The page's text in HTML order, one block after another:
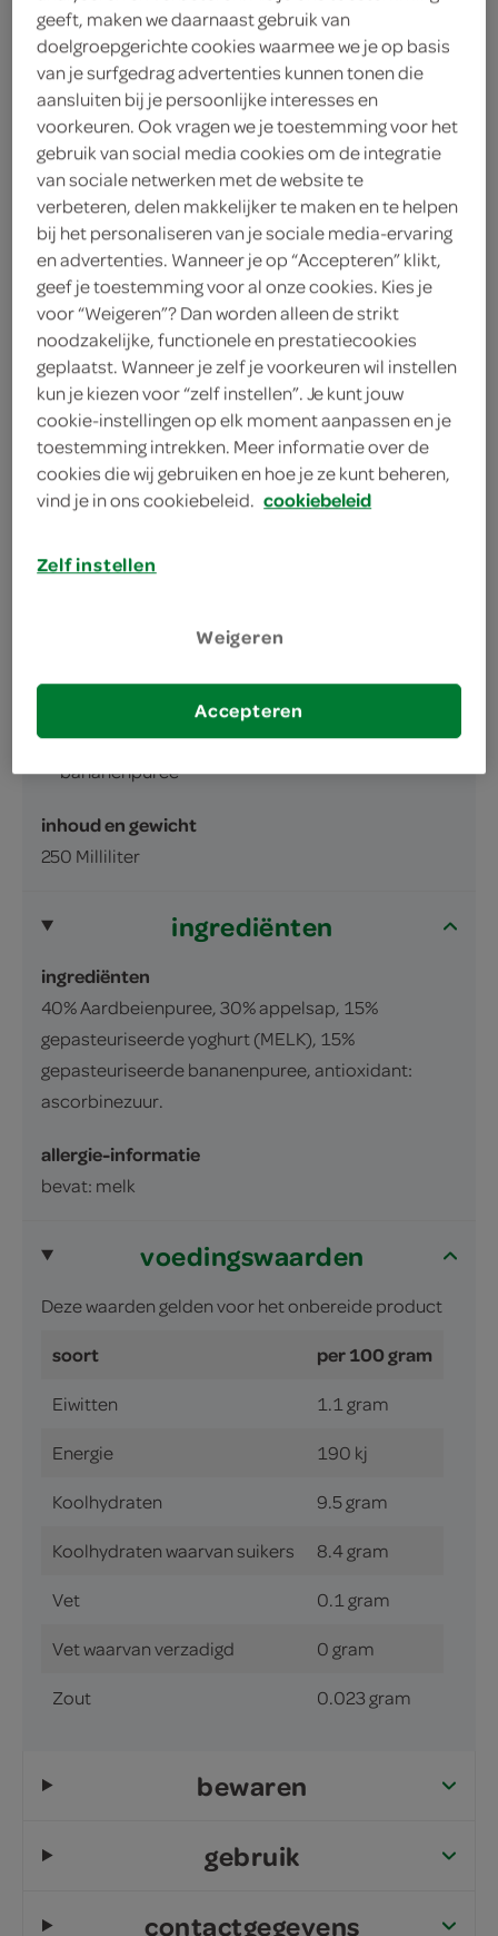
2.
09
250 Milliliter
Let op: aanbiedingen zijn niet zichtbaar bij de
producten, maar worden wél automatisch
verwerkt in de winkelmand.
pak een romige aardbeiensmoothie voor een frisse
start
een heerlijke verse smoothie
bereid met vers fruit
lekker als tussendoortje of bij het ontbijt
Aardbeienpuree met appelsap, yoghurt en
bananenpuree
inhoud en gewicht
250 Milliliter
ingrediënten
ingrediënten
40% Aardbeienpuree, 30% appelsap, 15%
gepasteuriseerde yoghurt (MELK), 15%
gepasteuriseerde bananenpuree, antioxidant:
ascorbinezuur.
allergie-informatie
bevat: melk
voedingswaarden
Deze waarden gelden voor het onbereide product
soort per 100 gram
Eiwitten 1.1 gram
Energie 190 kj
Koolhydraten 9.5 gram
Koolhydraten waarvan suikers 8.4 gram
Vet 0.1 gram
Vet waarvan verzadigd 0 gram
Zout 0.023 gram
bewaren
gebruik
contactgegevens
geeft, maken we daarnaast gebruik van
doelgroepgerichte cookies waarmee we je op basis
van je surfgedrag advertenties kunnen tonen die
aansluiten bij je persoonlijke interesses en
voorkeuren. Ook vragen we je toestemming voor het
gebruik van social media cookies om de integratie
van sociale netwerken met de website te
verbeteren, delen makkelijker te maken en te helpen
bij het personaliseren van je sociale media-ervaring
en advertenties. Wanneer je op “Accepteren” klikt,
geef je toestemming voor al onze cookies. Kies je
voor “Weigeren”? Dan worden alleen de strikt
noodzakelijke, functionele en prestatiecookies
geplaatst. Wanneer je zelf je voorkeuren wil instellen
kun je kiezen voor “zelf instellen”. Je kunt jouw
cookie-instellingen op elk moment aanpassen en je
toestemming intrekken. Meer informatie over de
cookies die wij gebruiken en hoe je ze kunt beheren,
vind je in ons cookiebeleid. cookiebeleid
Zelf instellen
Weigeren
Accepteren